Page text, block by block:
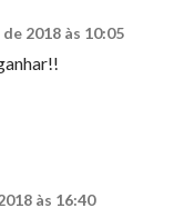
2018 às 10:05
às 16:40